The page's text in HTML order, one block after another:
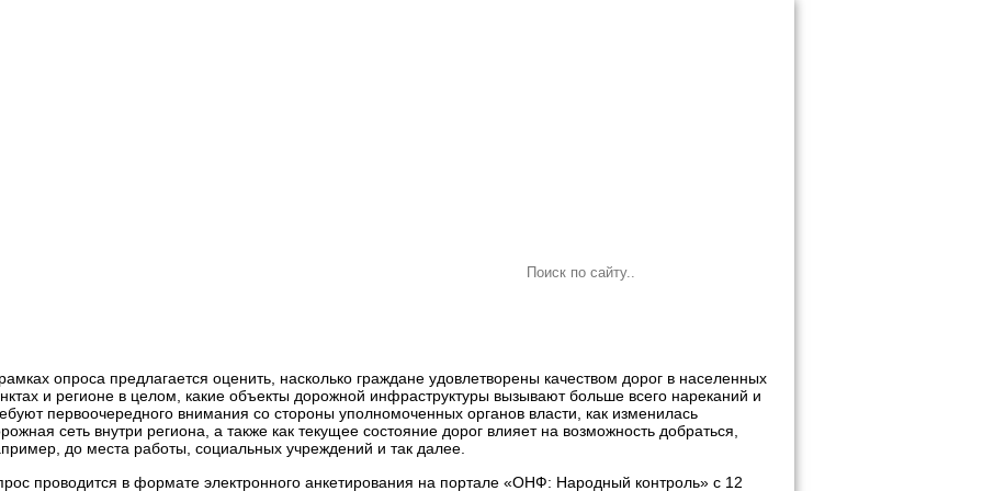
опроса предлагается оценить, насколько граждане удовлетворены качеством дорог в населенных
и регионе в целом, какие объекты дорожной инфраструктуры вызывают больше всего нареканий и
первоочередного внимания со стороны уполномоченных органов власти, как изменилась
сеть внутри региона, а также как текущее состояние дорог влияет на возможность добраться,
до места работы, социальных учреждений и так далее.
проводится в формате электронного анкетирования на портале «ОНФ: Народный контроль» с 12